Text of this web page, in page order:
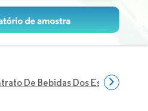
De Bebidas Dos Estados